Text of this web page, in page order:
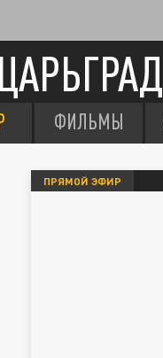
ЦАРЬГРАД
ФИЛЬМЫ
ПРЯМОЙ ЭФИР